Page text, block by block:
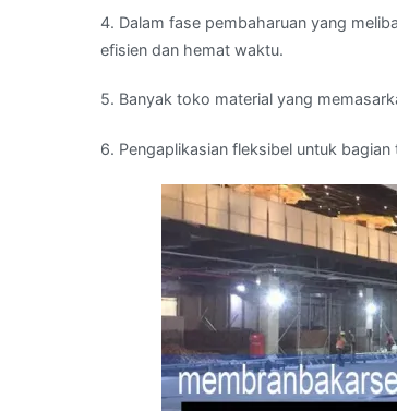
4. Dalam fase pembaharuan yang
efisien dan hemat waktu.
5. Banyak toko material yang
6. Pengaplikasian fleksibel untuk